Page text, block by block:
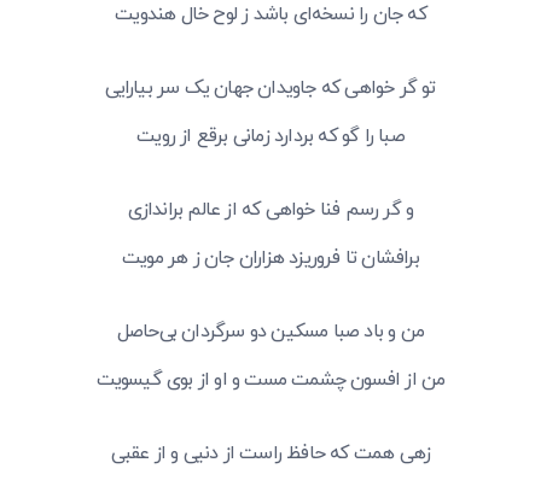
که جان را نسخه‌ای باشد ز لوح خال هندویت
تو گر خواهی که جاویدان جهان یک سر بیارایی
صبا را گو که بردارد زمانی برقع از رویت
و گر رسم فنا خواهی که از عالم براندازی
برافشان تا فروریزد هزاران جان ز هر مویت
من و باد صبا مسکین دو سرگردان بی‌حاصل
من از افسون چشمت مست و او از بوی گیسویت
زهی همت که حافظ راست از دنیی و از عقبی